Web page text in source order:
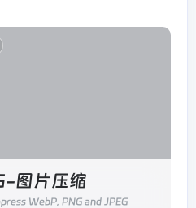
图片压缩
WebP, PNG and JPEG